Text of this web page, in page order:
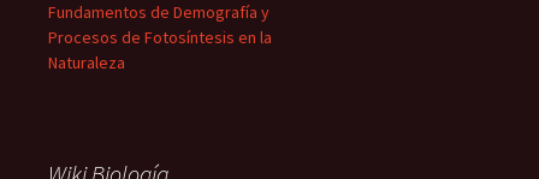
Fundamentos de Demografía y
Procesos de Fotosíntesis en la
Naturaleza